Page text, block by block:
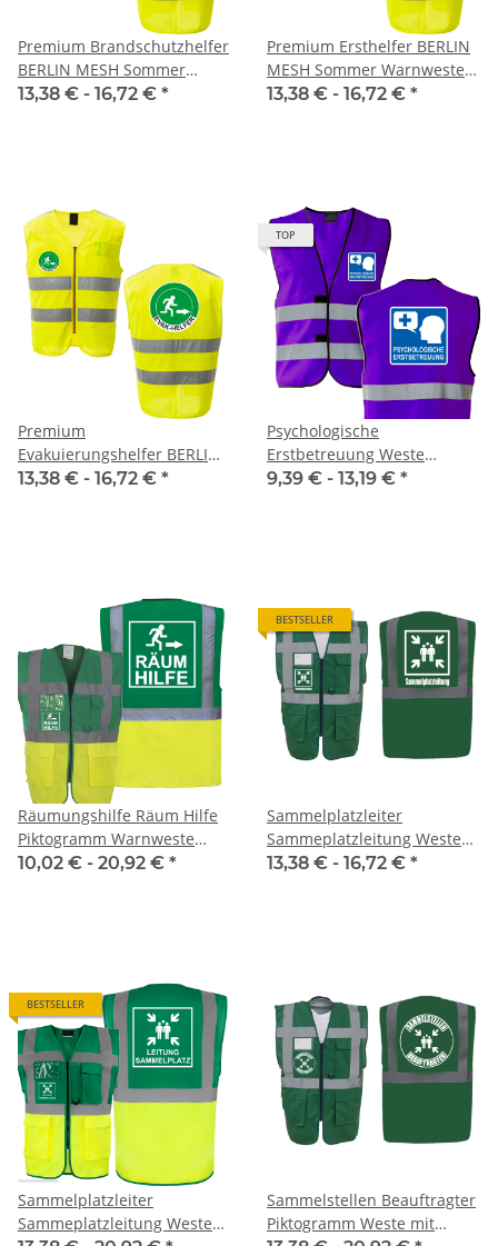
Premium Brandschutzhelfer
BERLIN MESH Sommer
Warnweste Hannover aus
13,38 € - 16,72 € *
Premium Ersthelfer BERLIN
MESH Sommer Warnweste
aus Meshgewebe mit
13,38 € - 16,72 € *
Premium
Evakuierungshelfer BERLIN
MESH Sommer Warnweste
13,38 € - 16,72 € *
TOP
Psychologische
Erstbetreuung Weste
Funktionsweste M-5XL
9,39 € - 13,19 € *
Räumungshilfe Räum Hilfe
Piktogramm Warnweste
grün/gelb auch mit vielen
10,02 € - 20,92 € *
BESTSELLER
Sammelplatzleiter
Sammeplatzleitung Weste
grün mit vielen Taschen S-
13,38 € - 16,72 € *
BESTSELLER
Sammelplatzleiter
Sammeplatzleitung Weste
Sammelstellen Beauftragter
Piktogramm Weste mit